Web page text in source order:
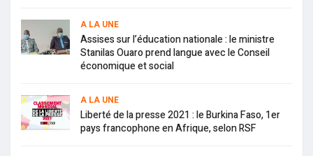
A LA UNE
Assises sur l’éducation nationale : le ministre
Stanilas Ouaro prend langue avec le Conseil
économique et social
A LA UNE
Liberté de la presse 2021 : le Burkina Faso, 1er
pays francophone en Afrique, selon RSF